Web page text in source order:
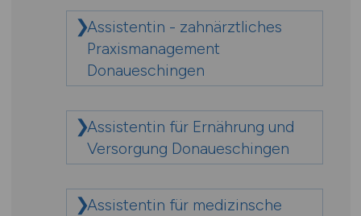
Assistentin - zahnärztliches
Praxismanagement
Donaueschingen
Assistentin für Ernährung und
Versorgung Donaueschingen
Assistentin für medizinsche